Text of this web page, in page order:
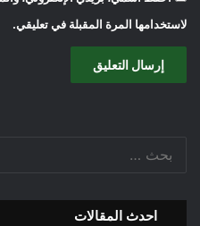
لاستخدامها المرة المقبلة في تعليقي.
احدث المقالات